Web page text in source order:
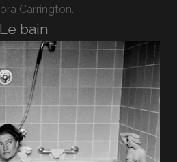
Carrington.
Le bain